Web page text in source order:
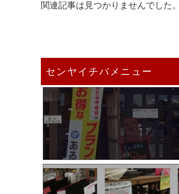
関連記事は見つかりませんでした。
センヤイチバメニュー